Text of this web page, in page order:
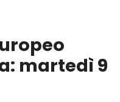
martedì 9